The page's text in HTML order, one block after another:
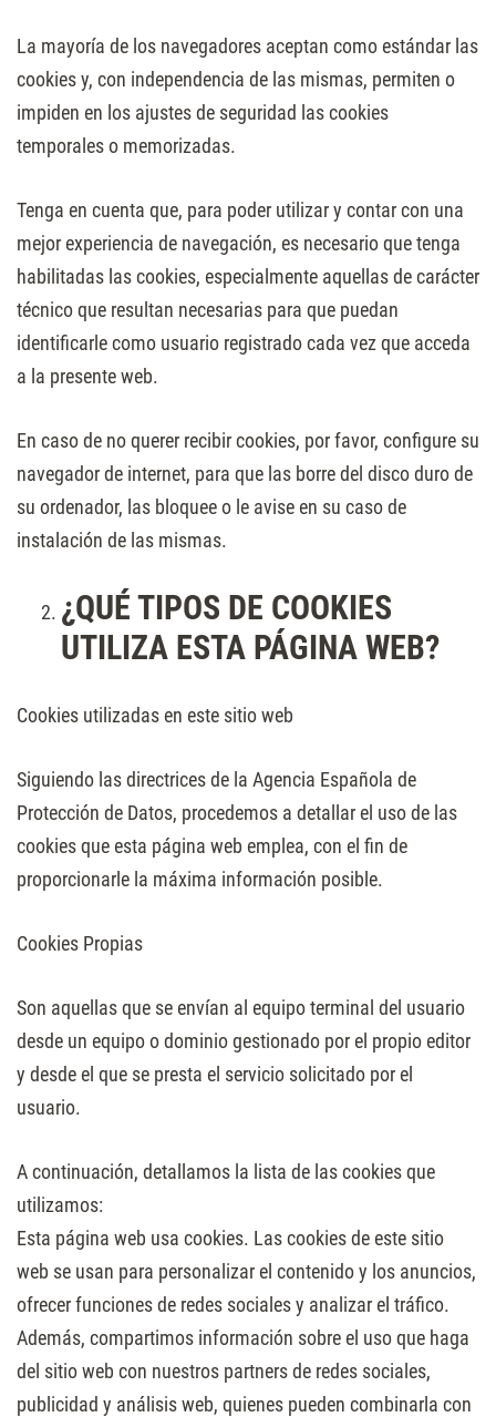
La mayoría de los navegadores aceptan como estándar las
cookies y, con independencia de las mismas, permiten o
impiden en los ajustes de seguridad las cookies
temporales o memorizadas.
Tenga en cuenta que, para poder utilizar y contar con una
mejor experiencia de navegación, es necesario que tenga
habilitadas las cookies, especialmente aquellas de carácter
técnico que resultan necesarias para que puedan
identificarle como usuario registrado cada vez que acceda
a la presente web.
En caso de no querer recibir cookies, por favor, configure su
navegador de internet, para que las borre del disco duro de
su ordenador, las bloquee o le avise en su caso de
instalación de las mismas.
¿QUÉ TIPOS DE COOKIES
UTILIZA ESTA PÁGINA WEB?
Cookies utilizadas en este sitio web
Siguiendo las directrices de la Agencia Española de
Protección de Datos, procedemos a detallar el uso de las
cookies que esta página web emplea, con el fin de
proporcionarle la máxima información posible.
Cookies Propias
Son aquellas que se envían al equipo terminal del usuario
desde un equipo o dominio gestionado por el propio editor
y desde el que se presta el servicio solicitado por el
usuario.
A continuación, detallamos la lista de las cookies que
utilizamos:
Esta página web usa cookies. Las cookies de este sitio
web se usan para personalizar el contenido y los anuncios,
ofrecer funciones de redes sociales y analizar el tráfico.
Además, compartimos información sobre el uso que haga
del sitio web con nuestros partners de redes sociales,
publicidad y análisis web, quienes pueden combinarla con